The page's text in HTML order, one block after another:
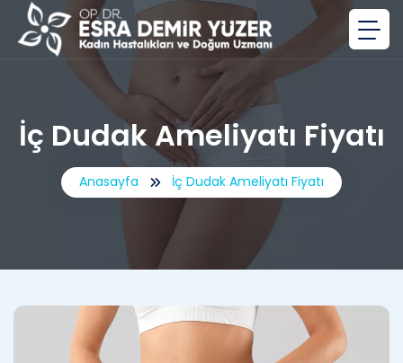
İç Dudak Ameliyatı Fiyatı
Anasayfa İç Dudak Ameliyatı Fiyatı